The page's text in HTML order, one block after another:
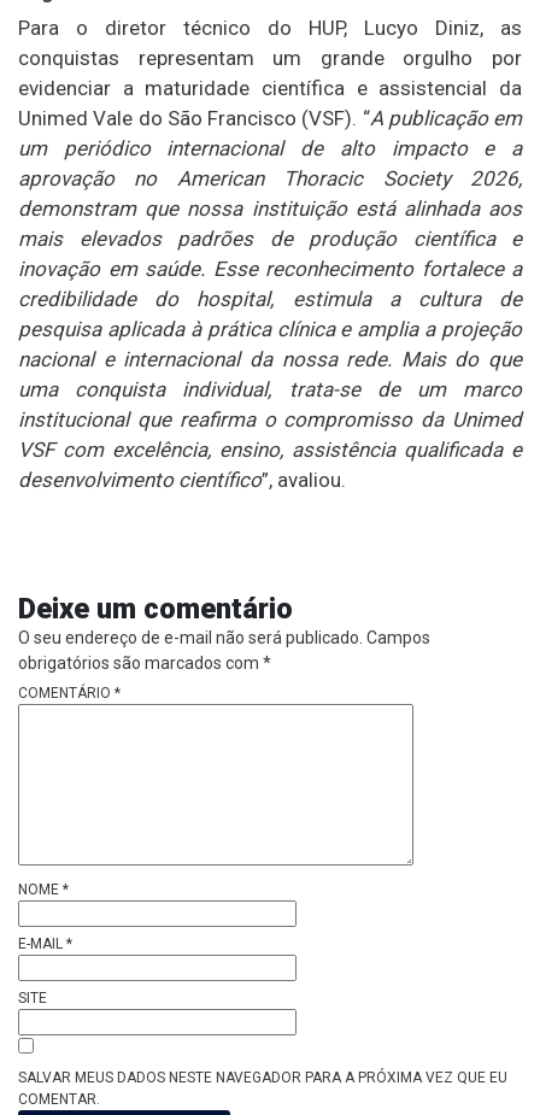
Para o diretor técnico do HUP, Lucyo Diniz, as
conquistas representam um grande orgulho por
evidenciar a maturidade científica e assistencial da
Unimed Vale do São Francisco (VSF). “A publicação em
um periódico internacional de alto impacto e a
aprovação no American Thoracic Society 2026,
demonstram que nossa instituição está alinhada aos
mais elevados padrões de produção científica e
inovação em saúde. Esse reconhecimento fortalece a
credibilidade do hospital, estimula a cultura de
pesquisa aplicada à prática clínica e amplia a projeção
nacional e internacional da nossa rede. Mais do que
uma conquista individual, trata-se de um marco
institucional que reafirma o compromisso da Unimed
VSF com excelência, ensino, assistência qualificada e
desenvolvimento científico”, avaliou.
Deixe um comentário
O seu endereço de e-mail não será publicado. Campos
obrigatórios são marcados com *
COMENTÁRIO *
NOME *
E-MAIL *
SITE
SALVAR MEUS DADOS NESTE NAVEGADOR PARA A PRÓXIMA VEZ QUE EU
COMENTAR.